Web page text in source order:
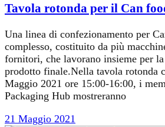
Tavola rotonda per il Can
Una linea di confezionamento per
complesso, costituito da più
fornitori, che lavorano insieme per
prodotto finale.Nella tavola rotonda
Maggio 2021 ore 15:00-16:00, i
Packaging Hub mostreranno
21 Maggio 2021